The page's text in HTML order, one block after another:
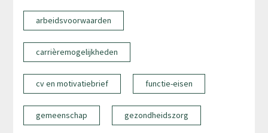
arbeidsvoorwaarden
carrièremogelijkheden
cv en motivatiebrief functie-eisen
gemeenschap gezondheidszorg